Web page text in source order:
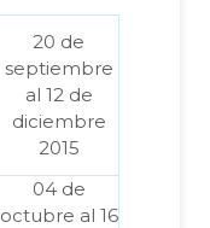
20 de
septiembre
al 12 de
diciembre
2015
04 de
octubre al 16